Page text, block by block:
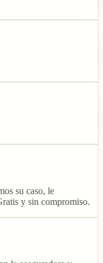
su caso, le
y sin compromiso.